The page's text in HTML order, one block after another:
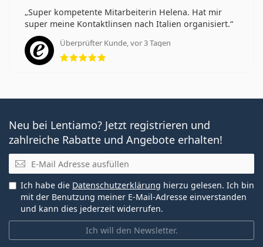
Super kompetente Mitarbeiterin Helena. Hat mir
super meine Kontaktlinsen nach Italien organisiert.
Überprüfter Kunde, vor 3 Tagen
Bewertung 5 aus 5
Neu bei Lentiamo? Jetzt registrieren und
zahlreiche Rabatte und Angebote erhalten!
E-Mail
Ich will den Newsletter.
Ich habe die Datenschutzerklärung hierzu gelesen. Ich bin
mit der Benutzung meiner E-Mail-Adresse einverstanden
und kann dies jederzeit widerrufen.